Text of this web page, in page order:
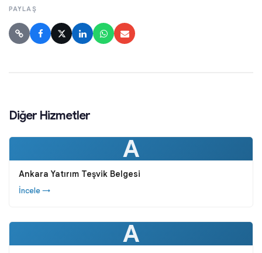
PAYLAŞ
Diğer Hizmetler
A
Ankara Yatırım Teşvik Belgesi
İncele →
A